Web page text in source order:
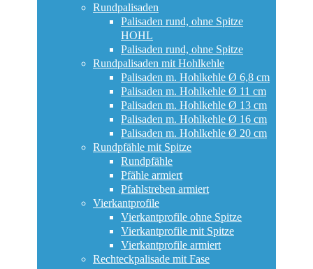
Rundpalisaden
Palisaden rund, ohne Spitze
HOHL
Palisaden rund, ohne Spitze
Rundpalisaden mit Hohlkehle
Palisaden m. Hohlkehle Ø 6,8 cm
Palisaden m. Hohlkehle Ø 11 cm
Palisaden m. Hohlkehle Ø 13 cm
Palisaden m. Hohlkehle Ø 16 cm
Palisaden m. Hohlkehle Ø 20 cm
Rundpfähle mit Spitze
Rundpfähle
Pfähle armiert
Pfahlstreben armiert
Vierkantprofile
Vierkantprofile ohne Spitze
Vierkantprofile mit Spitze
Vierkantprofile armiert
Rechteckpalisade mit Fase